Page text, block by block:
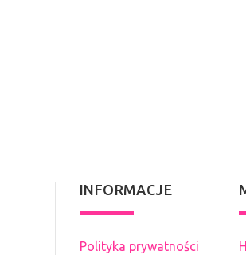
INFORMACJE
Polityka prywatności